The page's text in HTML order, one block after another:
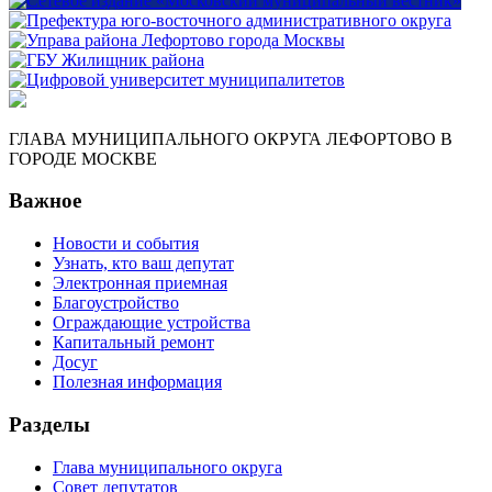
ГЛАВА МУНИЦИПАЛЬНОГО ОКРУГА ЛЕФОРТОВО В
ГОРОДЕ МОСКВЕ
Важное
Новости и события
Узнать, кто ваш депутат
Электронная приемная
Благоустройство
Ограждающие устройства
Капитальный ремонт
Досуг
Полезная информация
Разделы
Глава муниципального округа
Совет депутатов